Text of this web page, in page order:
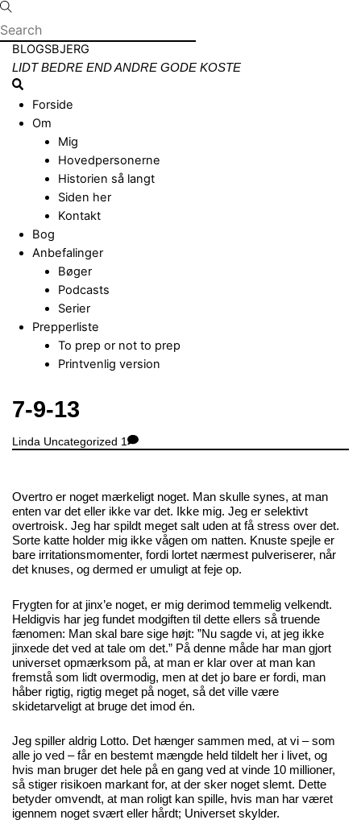
Skip
to
content
Menu
BLOGSBJERG
LIDT BEDRE END ANDRE GODE KOSTE
Search
Forside
Om
Mig
Hovedpersonerne
Historien så langt
Siden her
Kontakt
Bog
Anbefalinger
Bøger
Podcasts
Serier
Prepperliste
To prep or not to prep
Printvenlig version
Close
Menu
7-9-13
Linda Uncategorized 1
Overtro er noget mærkeligt noget. Man skulle synes, at man
enten var det eller ikke var det. Ikke mig. Jeg er selektivt
overtroisk. Jeg har spildt meget salt uden at få stress over det.
Sorte katte holder mig ikke vågen om natten. Knuste spejle er
bare irritationsmomenter, fordi lortet nærmest pulveriserer, når
det knuses, og dermed er umuligt at feje op.
Frygten for at jinx’e noget, er mig derimod temmelig velkendt.
Heldigvis har jeg fundet modgiften til dette ellers så truende
fænomen: Man skal bare sige højt: ”Nu sagde vi, at jeg ikke
jinxede det ved at tale om det.” På denne måde har man gjort
universet opmærksom på, at man er klar over at man kan
fremstå som lidt overmodig, men at det jo bare er fordi, man
håber rigtig, rigtig meget på noget, så det ville være
skidetarveligt at bruge det imod én.
Jeg spiller aldrig Lotto. Det hænger sammen med, at vi – som
alle jo ved – får en bestemt mængde held tildelt her i livet, og
hvis man bruger det hele på en gang ved at vinde 10 millioner,
så stiger risikoen markant for, at der sker noget slemt. Dette
betyder omvendt, at man roligt kan spille, hvis man har været
igennem noget svært eller hårdt; Universet skylder.